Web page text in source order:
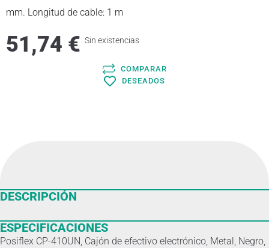
mm. Longitud de cable: 1 m
51,74 € Sin existencias
COMPARAR
DESEADOS
DESCRIPCIÓN
ESPECIFICACIONES
Posiflex CP-410UN, Cajón de efectivo electrónico, Metal, Negro,